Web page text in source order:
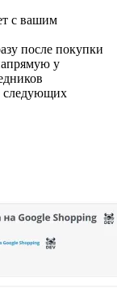
с вашим
после покупки
у
следующих